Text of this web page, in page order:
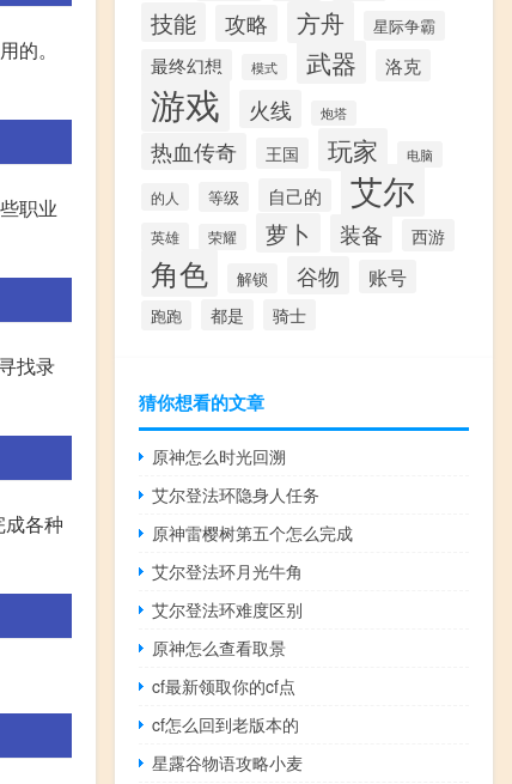
的。
职业
找录
各种
技能 攻略 方舟 星际争霸
最终幻想 模式 武器 洛克
游戏 火线 炮塔
热血传奇 王国 玩家 电脑
的人 等级 自己的 艾尔
英雄 荣耀 萝卜 装备 西游
角色 解锁 谷物 账号
跑跑 都是 骑士
猜你想看的文章
原神怎么时光回溯
艾尔登法环隐身人任务
原神雷樱树第五个怎么完成
艾尔登法环月光牛角
艾尔登法环难度区别
原神怎么查看取景
cf最新领取你的cf点
cf怎么回到老版本的
星露谷物语攻略小麦